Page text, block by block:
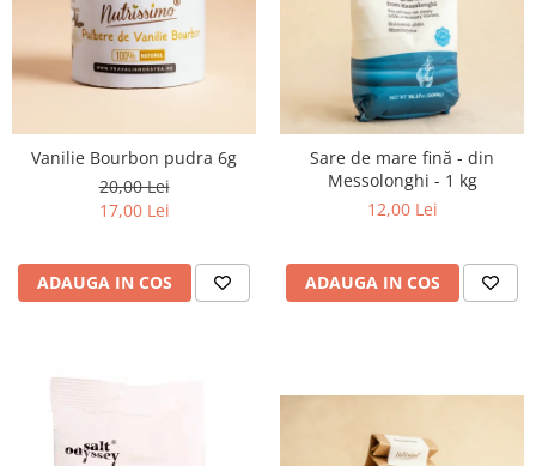
CREME ȘI PASTE TARTINABILE
CONDIMENTE
CIOCOLATĂ ȘI CACAO
HEALTHY SNACKS
SUPERALIMENTE
BACANIE
PRODUSE ECO / ORGANICE
TOATE PRODUSELE
Vanilie Bourbon pudra 6g
20,00 Lei
17,00 Lei
ADAUGA IN COS
Sare de mare fină - din
Messolonghi - 1 kg
12,00 Lei
ADAUGA IN COS